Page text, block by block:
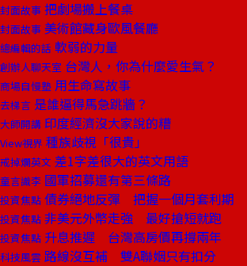
封面故事 把劇場搬上餐桌
封面故事 美術館藏身歐風餐廳
總編輯的話 軟弱的力量
創辦人聊天室 台灣人，你為什麼愛生氣？
商場自慢塾 用生命寫故事
去梯言 是誰逼得馬急跳牆？
大師開講 印度經濟沒大家說的糟
View視界 種族歧視「很貴」
戒掉爛英文 差1字差很大的英文用語
童言識李 國軍招募還有第三條路
投資焦點 債券絕地反彈 把握一個月套利期
投資焦點 非美元外幣走強 最好搶短就跑
投資焦點 升息推遲 台灣高房價再撐兩年
科技風雲 路線沒互補 雙A聯姻只有扣分